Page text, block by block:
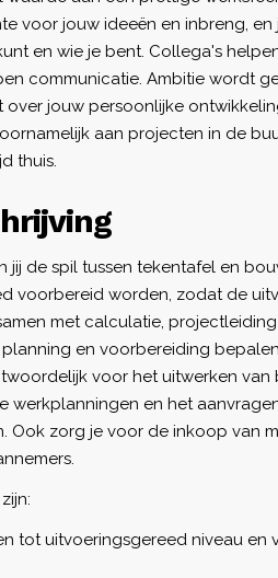
voor jouw ideeën en inbreng,
en wie je bent. Collega's
communicatie. Ambitie wordt
jouw persoonlijke
aan projecten in de
thuis.
jij de spil tussen tekentafel en
voorbereid worden, zodat de
met calculatie,
en voorbereiding
voor het uitwerken van
werkplanningen en het
Ook zorg je voor de inkoop van
tot uitvoeringsgereed niveau en